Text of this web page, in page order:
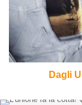
lievito
Dagli